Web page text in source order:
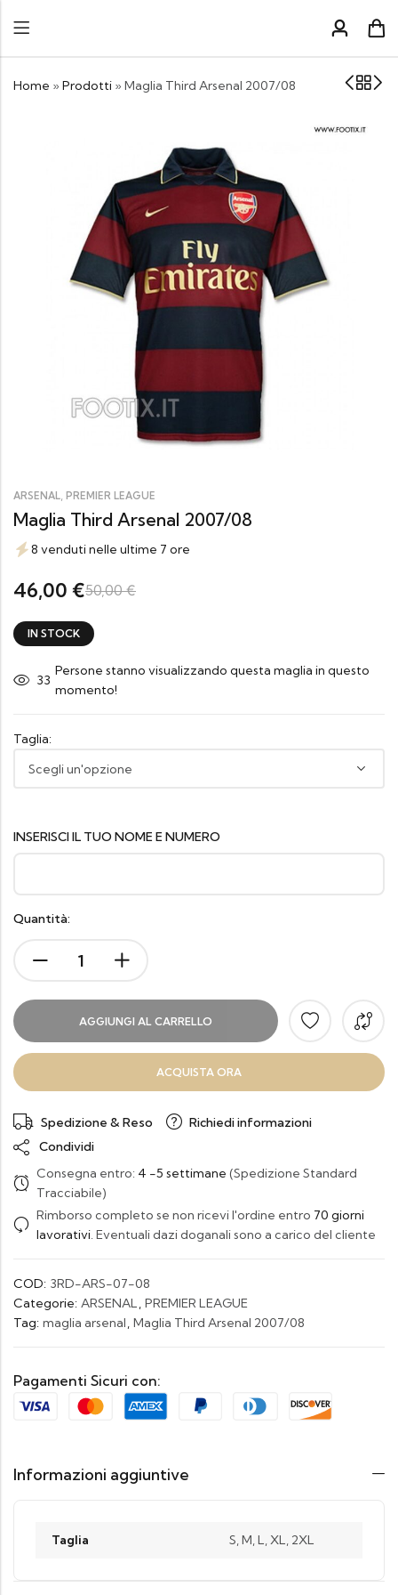
Home » Prodotti » Maglia Third Arsenal 2007/08
ARSENAL, PREMIER LEAGUE
Maglia Third Arsenal 2007/08
8 venduti nelle ultime 7 ore
46,00 €50,00€
IN STOCK
33
Persone stanno visualizzando questa maglia in questo
momento!
Taglia:
INSERISCI IL TUO NOME E NUMERO
Quantità:
AGGIUNGI AL CARRELLO
ACQUISTA ORA
Spedizione & Reso
Richiedi informazioni
Condividi
Consegna entro: 4 -5 settimane (Spedizione Standard
Tracciabile)
Rimborso completo se non ricevi l'ordine entro 70 giorni
lavorativi. Eventuali dazi doganali sono a carico del cliente
COD: 3RD-ARS-07-08
Categorie: ARSENAL, PREMIER LEAGUE
Tag: maglia arsenal, Maglia Third Arsenal 2007/08
Pagamenti Sicuri con:
Informazioni aggiuntive
Taglia S, M, L, XL, 2XL